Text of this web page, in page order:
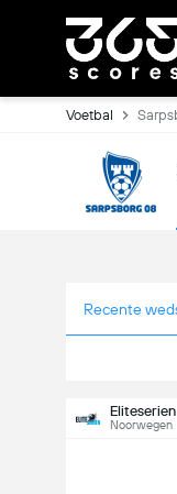
Voetbal
Recente
Eliteserien
Noorwegen